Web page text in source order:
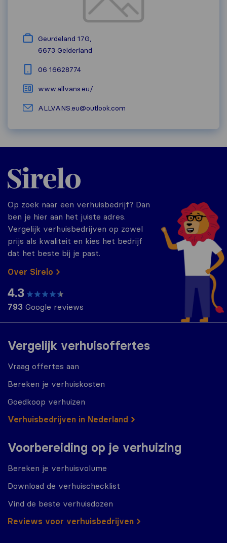
Geurdeland 17G,
6673 Gelderland
06 16628774
www.allvans.eu/
ALLVANS.eu@outlook.com
Vergelijk verhuisoffertes
Vraag offertes aan
Bereken je verhuiskosten
Goedkoop verhuizen
Verhuisbedrijven in Nederland
Voorbereiding op je verhuizing
Bereken je verhuisvolume
Download de verhuischecklist
Vind de beste verhuisdozen
Reviews voor verhuisbedrijven
Sirelo.nl
Op zoek naar een verhuisbedrijf? Dan
ben je hier aan het juiste adres.
Vergelijk verhuisbedrijven op zowel
prijs als kwaliteit en kies het bedrijf
dat het beste bij je past.
Over Sirelo
4.3
793 Google reviews